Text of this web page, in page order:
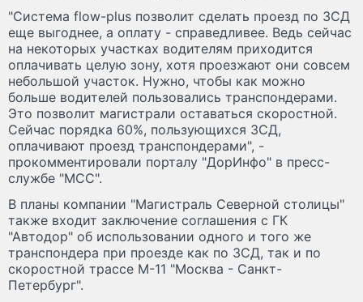
"Система flow-plus позволит сделать проезд по ЗСД
еще выгоднее, а оплату - справедливее. Ведь сейчас
на некоторых участках водителям приходится
оплачивать целую зону, хотя проезжают они совсем
небольшой участок. Нужно, чтобы как можно
больше водителей пользовались транспондерами.
Это позволит магистрали оставаться скоростной.
Сейчас порядка 60%, пользующихся ЗСД,
оплачивают проезд транспондерами", -
прокомментировали порталу "ДорИнфо" в пресс-
службе "МСС".
В планы компании "Магистраль Северной столицы"
также входит заключение соглашения с ГК
"Автодор" об использовании одного и того же
транспондера при проезде как по ЗСД, так и по
скоростной трассе М-11 "Москва - Санкт-
Петербург".